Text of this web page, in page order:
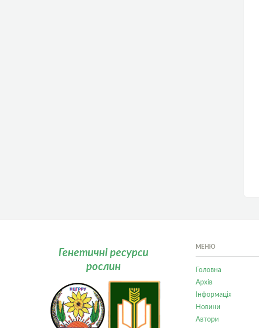
Генетичні ресурси
рослин
МЕНЮ
Головна
Архів
Інформація
Новини
Автори